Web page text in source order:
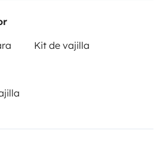
Kit de vajilla